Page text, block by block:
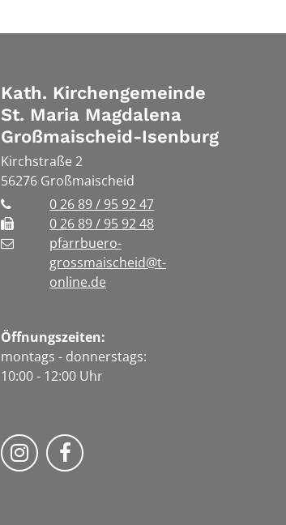
Kath. Kirchengemeinde
St. Maria Magdalena
Großmaischeid-Isenburg
Kirchstraße 2
56276 Großmaischeid
0 26 89 / 95 92 47
0 26 89 / 95 92 48
pfarrbuero-
grossmaischeid@t-
online.de
Öffnungszeiten:
montags - donnerstags:
10:00 - 12:00 Uhr
Folge uns auf Instragram
Fogle uns auf Facebook